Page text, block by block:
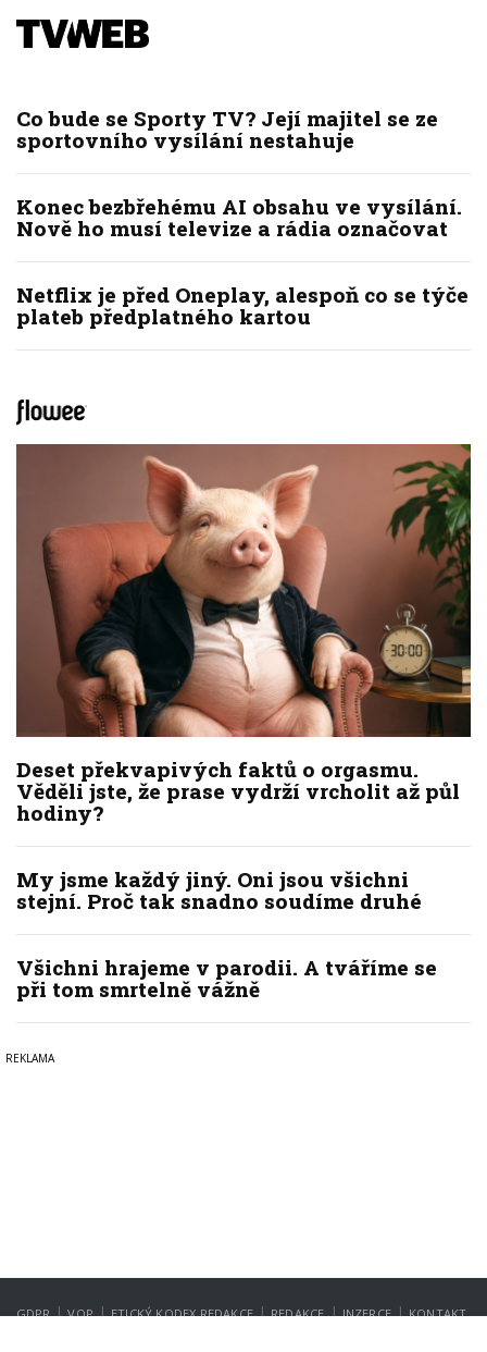
Co bude se Sporty TV? Její majitel se ze
sportovního vysílání nestahuje
Konec bezbřehému AI obsahu ve vysílání.
Nově ho musí televize a rádia označovat
Netflix je před Oneplay, alespoň co se týče
plateb předplatného kartou
Deset překvapivých faktů o orgasmu.
Věděli jste, že prase vydrží vrcholit až půl
hodiny?
My jsme každý jiný. Oni jsou všichni
stejní. Proč tak snadno soudíme druhé
Všichni hrajeme v parodii. A tváříme se
při tom smrtelně vážně
GDPR | VOP | ETICKÝ KODEX REDAKCE | REDAKCE | INZERCE | KONTAKT